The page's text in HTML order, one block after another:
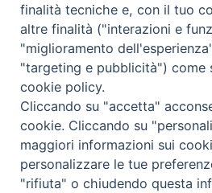
Copyright © 2019 -
Trentina Editrice
Privacy Policy
finalità tecniche e, con il tuo
altre finalità ("interazioni e
"miglioramento
"targeting e pubblicità") come
cookie policy.
Cliccando su "accetta"
cookie. Cliccando su
maggiori informazioni sui
personalizzare le tue
"rifiuta" o chiudendo questa